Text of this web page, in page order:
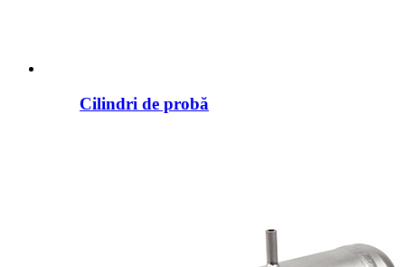
Cilindri de probă